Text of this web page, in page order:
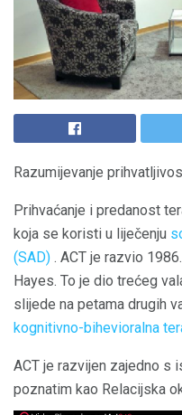
Razumijevanje
Prihvaćanje i predanost
koja se koristi u liječenju
(SAD) . ACT je razvio
Hayes. To je dio trećeg
slijede na petama drugih
kognitivno-bihevioralna
ACT je razvijen zajedno s
poznatim kao Relacijska